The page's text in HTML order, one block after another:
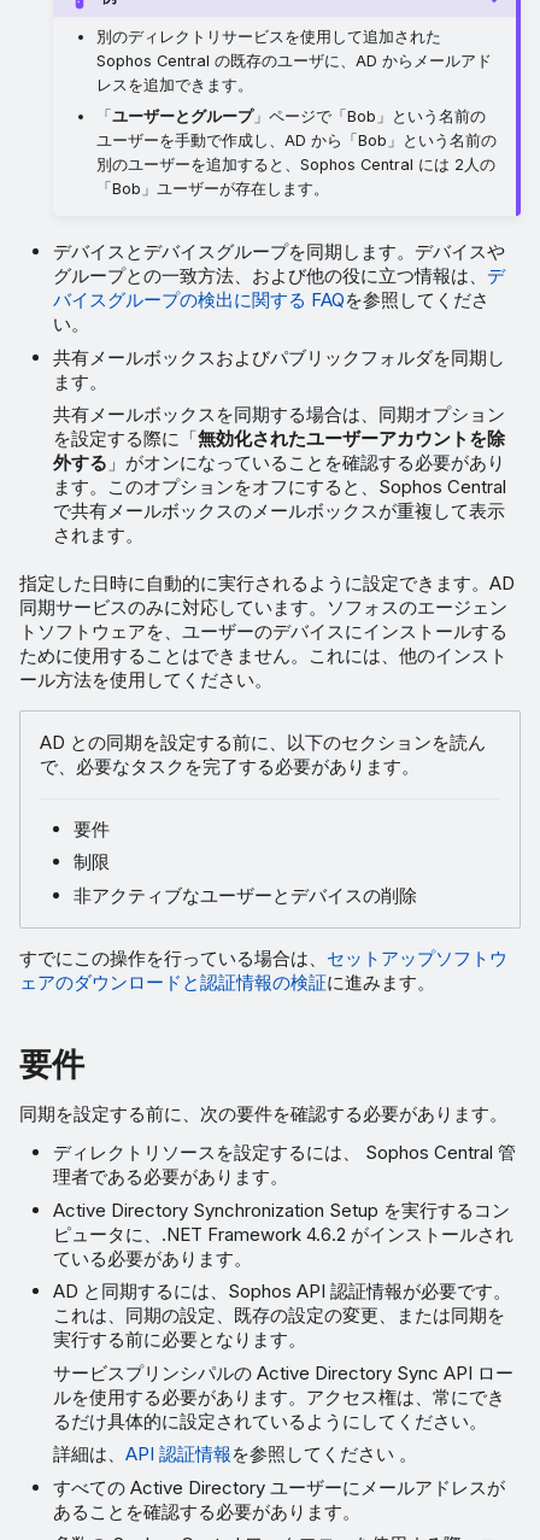
別のディレクトリサービスを使用して追加された
Sophos Central の既存のユーザに、AD からメールアド
レスを追加できます。
「ユーザーとグループ」ページで「Bob」という名前の
ユーザーを手動で作成し、AD から「Bob」という名前の
別のユーザーを追加すると、Sophos Central には 2人の
「Bob」ユーザーが存在します。
デバイスとデバイスグループを同期します。デバイスや
グループとの一致方法、および他の役に立つ情報は、 デ
バイスグループの検出に関する FAQを参照してくださ
い。
共有メールボックスおよびパブリックフォルダを同期し
ます。
共有メールボックスを同期する場合は、同期オプション
を設定する際に「無効化されたユーザーアカウントを除
外する 」がオンになっていることを確認する必要があり
ます。このオプションをオフにすると、Sophos Central
で共有メールボックスのメールボックスが重複して表示
されます。
指定した日時に自動的に実行されるように設定できます。AD
同期サービスのみに対応しています。ソフォスのエージェン
トソフトウェアを、ユーザーのデバイスにインストールする
ために使用することはできません。これには、他のインスト
ール方法を使用してください。
AD との同期を設定する前に、以下のセクションを読ん
で、必要なタスクを完了する必要があります。
要件
制限
非アクティブなユーザーとデバイスの削除
すでにこの操作を行っている場合は、 セットアップソフトウ
ェアのダウンロードと認証情報の検証に進みます。
要件
同期を設定する前に、次の要件を確認する必要があります。
ディレクトリソースを設定するには、 Sophos Central 管
理者である必要があります。
Active Directory Synchronization Setup を実行するコン
ピュータに、.NET Framework 4.6.2 がインストールされ
ている必要があります。
AD と同期するには、Sophos API 認証情報が必要です。
これは、同期の設定、既存の設定の変更、または同期を
実行する前に必要となります。
サービスプリンシパルの Active Directory Sync API ロー
ルを使用する必要があります。アクセス権は、常にでき
るだけ具体的に設定されているようにしてください。
詳細は、API 認証情報を参照してください 。
すべての Active Directory ユーザーにメールアドレスが
あることを確認する必要があります。